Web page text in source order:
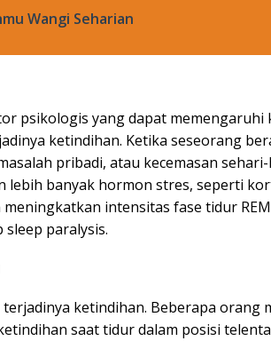
Wangi Seharian
psikologis yang dapat memengaruhi
ketindihan. Ketika seseorang
pribadi, atau kecemasan
lebih banyak hormon stres, seperti
intensitas fase tidur
paralysis.
ketindihan. Beberapa orang
saat tidur dalam posisi